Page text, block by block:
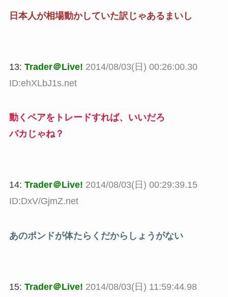
日本人が相場動かしていた訳じゃあるまいし
13: Trader＠Live! 2014/08/03(日) 00:26:00.30
ID:ehXLbJ1s.net
動くペアをトレードすれば、いいだろ
バカじゃね？
14: Trader＠Live! 2014/08/03(日) 00:29:39.15
ID:DxV/GjmZ.net
あのポンドが体たらくだからしょうがない
15: Trader＠Live! 2014/08/03(日) 11:59:44.98